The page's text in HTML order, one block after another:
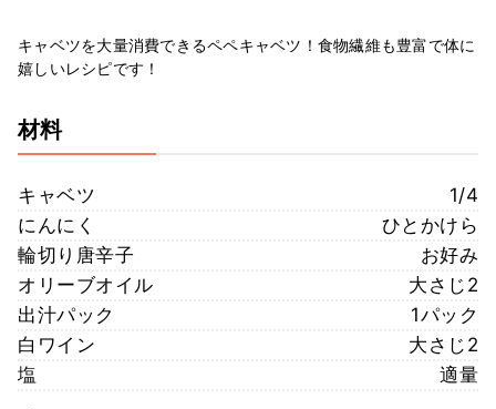
キャベツを大量消費できるペペキャベツ！食物繊維も豊富で体に
嬉しいレシピです！
材料
キャベツ
1/4
にんにく
ひとかけら
輪切り唐辛子
お好み
オリーブオイル
大さじ2
出汁パック
1パック
白ワイン
大さじ2
塩
適量